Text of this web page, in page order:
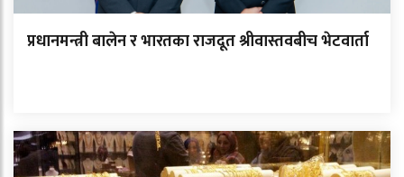
प्रधानमन्त्री बालेन र भारतका राजदूत श्रीवास्तवबीच भेटवार्ता